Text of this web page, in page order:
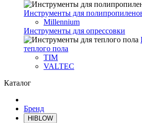
Инструменты для
Millennium
Инструменты для опрессовки
теплого пола
TIM
VALTEC
Каталог
Бренд
HIBLOW